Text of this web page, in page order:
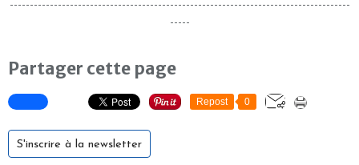
_____________________________________________________________________________________
_____
Partager cette page
Repost 0
S'inscrire à la newsletter